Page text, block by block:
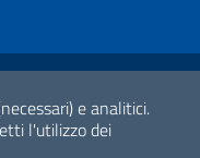
e analitici.
l'utilizzo dei